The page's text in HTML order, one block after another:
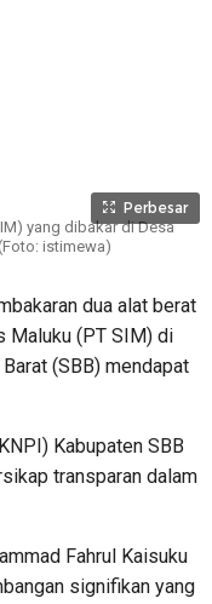
Perbesar
yang dibakar di Desa
istimewa)
dua alat berat
Maluku (PT SIM) di
(SBB) mendapat
Kabupaten SBB
transparan dalam
Fahrul Kaisuku
signifikan yang